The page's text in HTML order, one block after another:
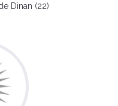
Dinan (22)